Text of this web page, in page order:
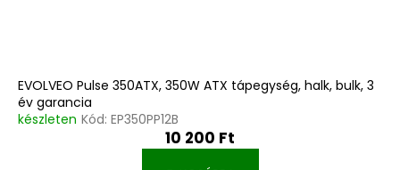
EVOLVEO Pulse 350ATX, 350W ATX tápegység, halk, bulk, 3
év garancia
készleten Kód: EP350PP12B
10 200 Ft